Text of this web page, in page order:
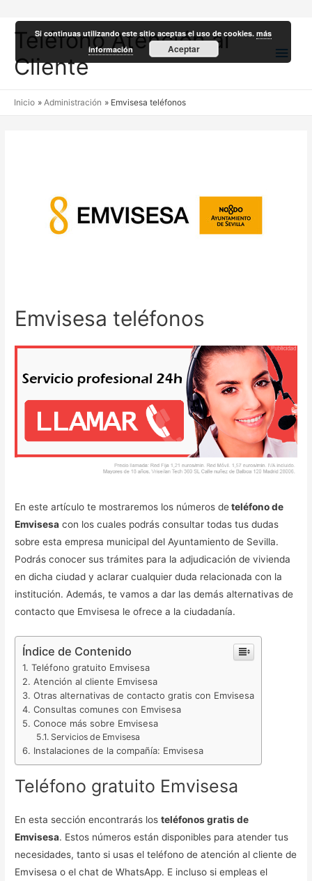
Teléfono Atención al
Cliente
Inicio Administración Emvisesa teléfonos
Emvisesa teléfonos
En este artículo te mostraremos los números deteléfono de
Emvisesa con los cuales podrás consultar todas tus dudas
sobre esta empresa municipal del Ayuntamiento de Sevilla.
Podrás conocer sus trámites para la adjudicación de vivienda
en dicha ciudad y aclarar cualquier duda relacionada con la
institución. Además, te vamos a dar las demás alternativas de
contacto que Emvisesa le ofrece a la ciudadanía.
Índice de Contenido
Teléfono gratuito Emvisesa
Atención al cliente Emvisesa
Otras alternativas de contacto gratis con Emvisesa
Consultas comunes con Emvisesa
Conoce más sobre Emvisesa
Servicios de Emvisesa
Instalaciones de la compañía: Emvisesa
Teléfono gratuito Emvisesa
En esta sección encontrarás losteléfonos gratis de
Emvisesa. Estos números están disponibles para atender tus
necesidades, tanto si usas el teléfono de atención al cliente de
Emvisesa o el chat de WhatsApp. E incluso si empleas el
Si continuas utilizando este sitio aceptas el uso de cookies.más
información
Aceptar